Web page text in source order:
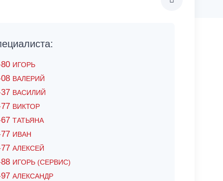
ИГОРЬ
ВАЛЕРИЙ
ВАСИЛИЙ
ВИКТОР
ТАТЬЯНА
ИВАН
АЛЕКСЕЙ
ИГОРЬ (СЕРВИС)
АЛЕКСАНДР